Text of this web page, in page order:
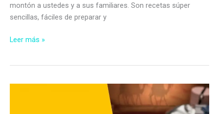
montón a ustedes y a sus familiares. Son recetas súper
sencillas, fáciles de preparar y
Pancitos
Leer más »